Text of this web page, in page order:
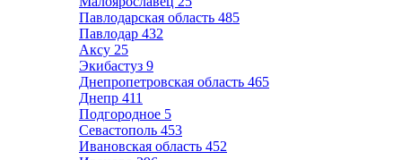
Павлодарская область 485
Павлодар 432
Аксу 25
Экибастуз 9
Днепропетровская область 465
Днепр 411
Подгородное 5
Севастополь 453
Ивановская область 452